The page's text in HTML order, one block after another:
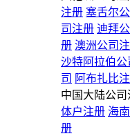
注册 塞舌尔
司注册 迪拜
册 澳洲公司
沙特阿拉伯公
司 阿布扎比
中国大陆公司
体户注册 海
册